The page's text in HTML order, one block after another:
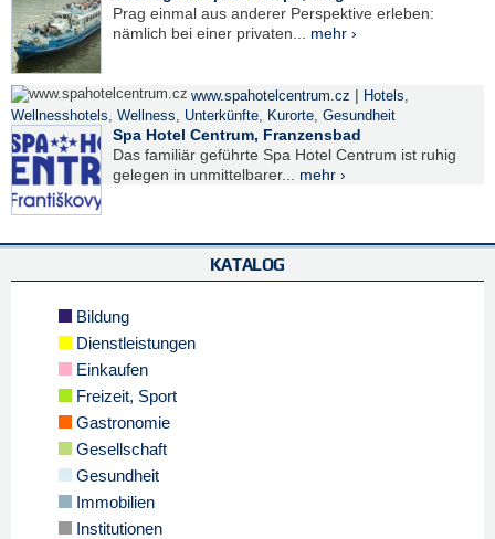
Prag einmal aus anderer Perspektive erleben:
nämlich bei einer privaten... mehr ›
www.spahotelcentrum.cz | Hotels
Wellnesshotels
Wellness Unterkünfte Kurorte Gesundheit
Spa Hotel Centrum, Franzensbad
Das familiär geführte Spa Hotel Centrum ist ruhig
gelegen in unmittelbarer... mehr ›
KATALOG
Bildung
Dienstleistungen
Einkaufen
Freizeit, Sport
Gastronomie
Gesellschaft
Gesundheit
Immobilien
Institutionen